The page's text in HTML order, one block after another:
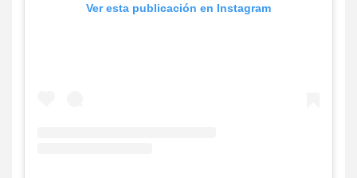
Ver esta publicación en Instagram